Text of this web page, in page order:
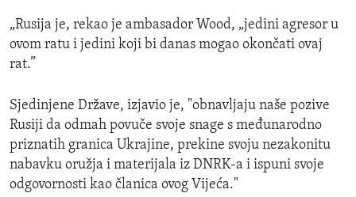
„Rusija je, rekao je ambasador Wood, „jedini agresor u
ovom ratu i jedini koji bi danas mogao okončati ovaj
rat.”
Sjedinjene Države, izjavio je, "obnavljaju naše pozive
Rusiji da odmah povuče svoje snage s međunarodno
priznatih granica Ukrajine, prekine svoju nezakonitu
nabavku oružja i materijala iz DNRK-a i ispuni svoje
odgovornosti kao članica ovog Vijeća."